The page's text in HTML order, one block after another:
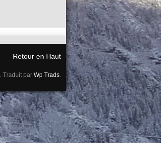
Retour en Haut
. Traduit par Wp Trads.